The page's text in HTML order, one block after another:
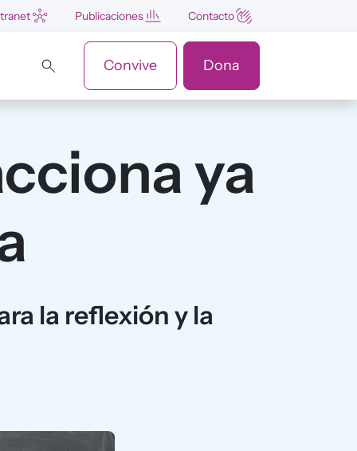
Publicaciones Contacto
Convive Dona
ya
la reflexión y la